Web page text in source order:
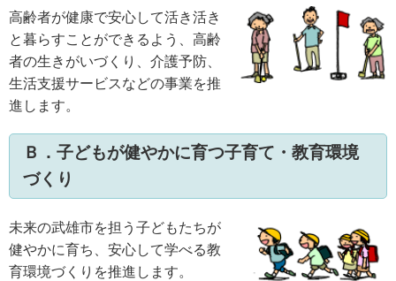
高齢者が健康で安心して活き活き
と暮らすことができるよう、高齢
者の生きがいづくり、介護予防、
生活支援サービスなどの事業を推
進します。
Ｂ．子どもが健やかに育つ子育て・教育環境
づくり
未来の武雄市を担う子どもたちが
健やかに育ち、安心して学べる教
育環境づくりを推進します。